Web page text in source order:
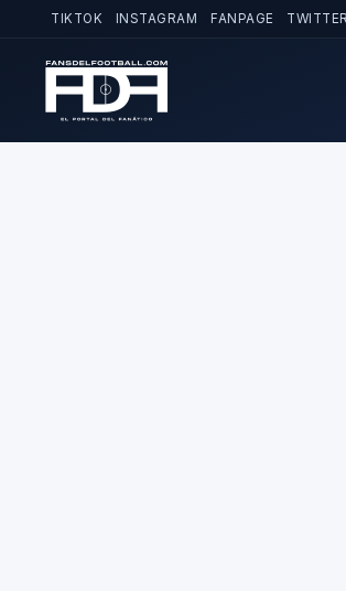
TIKTOK INSTAGRAM FANPAGE TWITTER